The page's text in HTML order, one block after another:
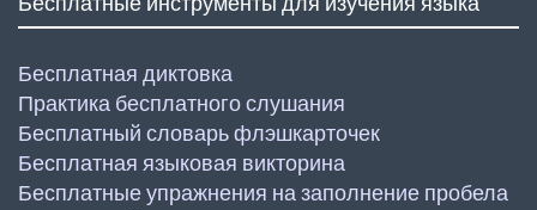
Бесплатная диктовка
Практика бесплатного слушания
Бесплатный словарь флэшкарточек
Бесплатная языковая викторина
Бесплатные упражнения на заполнение пробела